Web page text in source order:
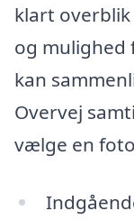
klart
og mulighed
kan
Overvej
vælge en